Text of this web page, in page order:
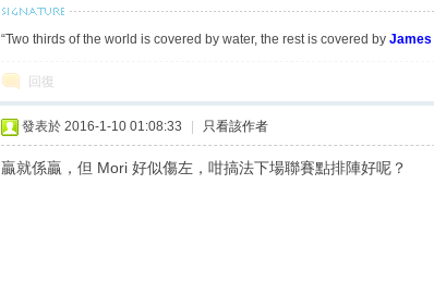
“Two thirds of the world is covered by water, the rest is covered by
回復
發表於 2016-1-10 01:08:33 只看該作者
贏就係贏，但 Mori 好似傷左，咁搞法下場聯賽點排陣好呢？